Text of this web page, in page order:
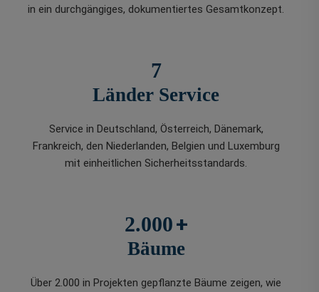
in ein durchgängiges, dokumentiertes Gesamtkonzept.
7
Länder Service
Service in Deutschland, Österreich, Dänemark,
Frankreich, den Niederlanden, Belgien und Luxemburg
mit einheitlichen Sicherheitsstandards.
2.000+
Bäume
Über 2.000 in Projekten gepflanzte Bäume zeigen, wie